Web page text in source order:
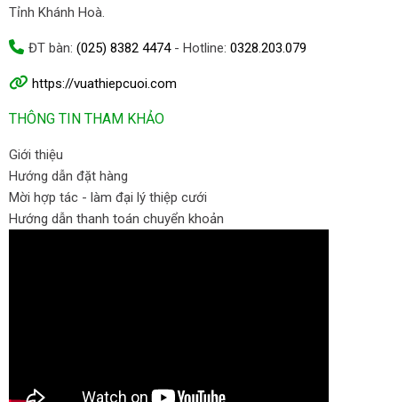
Tỉnh Khánh Hoà.
ĐT bàn: (025) 8382 4474- Hotline: 0328.203.079
https://vuathiepcuoi.com
THÔNG TIN THAM KHẢO
Giới thiệu
Hướng dẫn đặt hàng
Mời hợp tác - làm đại lý thiệp cưới
Hướng dẫn thanh toán chuyển khoản